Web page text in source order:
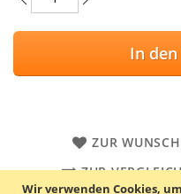
Wir verwenden Cookies,
In
ZUR
ZUR